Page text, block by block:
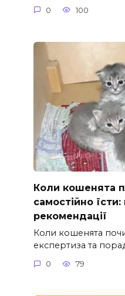
0 100
Коли кошенята
самостійно
рекомендації
Коли кошенята
експертиза та
0 79